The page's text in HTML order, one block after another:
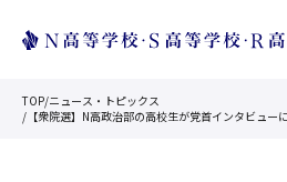
TOP/ニュース・トピックス
/ 【衆院選】N高政治部の高校生が党首インタビュ